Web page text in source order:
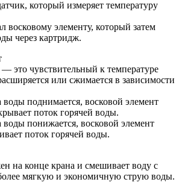
который измеряет температуру
восковому элементу, который затем
через картридж.
это чувствительный к температуре
или сжимается в зависимости
воды поднимается, восковой элемент
поток горячей воды.
воды понижается, восковой элемент
поток горячей воды.
на конце крана и смешивает воду с
мягкую и экономичную струю воды.